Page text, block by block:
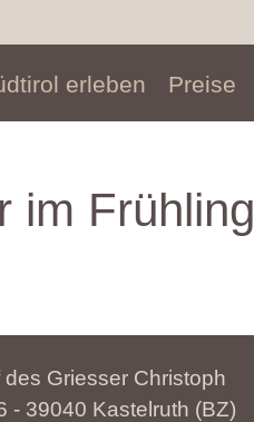
erleben Preise
im Frühling
des Griesser Christoph
- 39040 Kastelruth (BZ)